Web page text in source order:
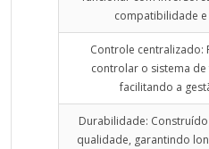
Manual do usuário
Melhores Aplicações
O Hub 8 Portas de
Sistemas solares off-grid:
Permite a conexão de
banco de baterias para
compatibilidade
Controle centralizado:
controlar o sistema
facilitando a
Durabilidade:
qualidade, garantindo